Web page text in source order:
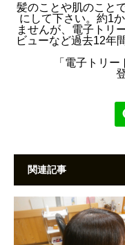
髪のことや肌のこと
にして下さい。約1
ませんが、電子トリ
ビューなど過去12年
「電子トリ
関連記事